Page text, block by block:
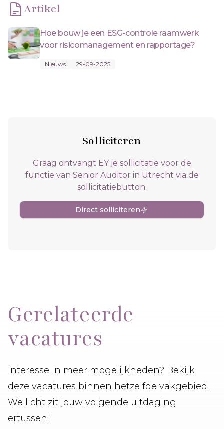
Artikel
Hoe bouw je een ESG-controle raamwerk
voor risicomanagement en rapportage?
Nieuws 29-09-2025
Solliciteren
Graag ontvangt EY je sollicitatie voor de
functie van Senior Auditor in Utrecht via de
sollicitatiebutton.
Direct solliciteren
Gerelateerde
vacatures
Interesse in meer mogelijkheden? Bekijk
deze vacatures binnen hetzelfde vakgebied.
Wellicht zit jouw volgende uitdaging
ertussen!